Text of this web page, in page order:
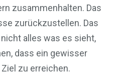
zusammenhalten. Das
zurückzustellen. Das
alles was es sieht,
dass ein gewisser
zu erreichen.